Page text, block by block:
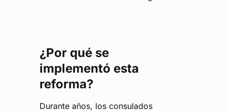
¿Por qué se
implementó esta
reforma?
Durante años, los consulados